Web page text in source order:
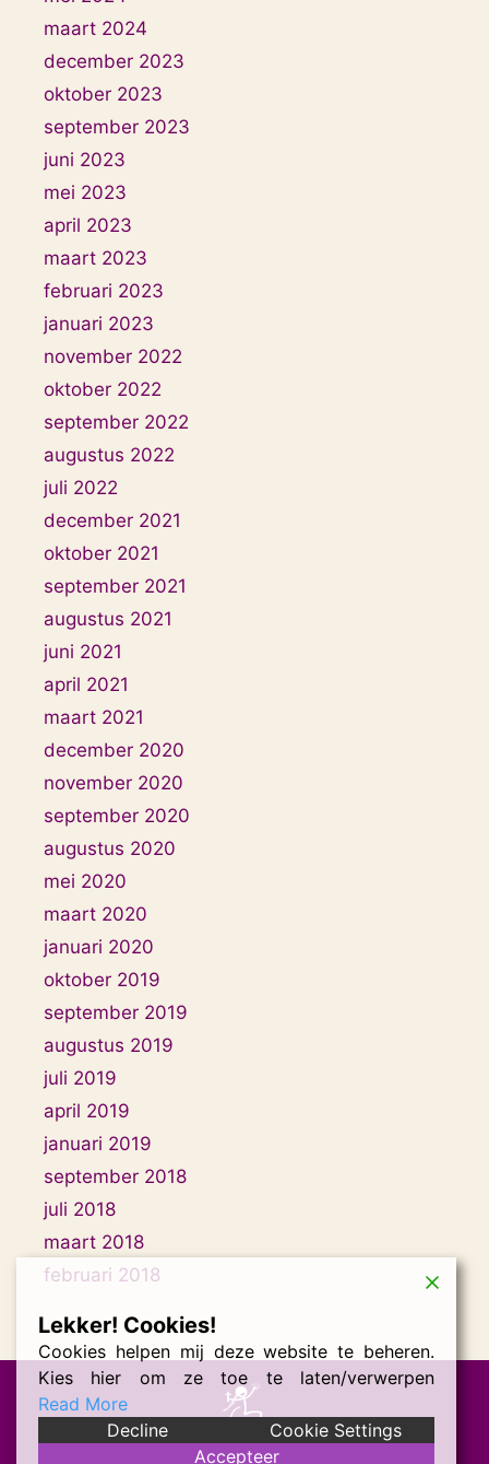
maart 2024
december 2023
oktober 2023
september 2023
juni 2023
mei 2023
april 2023
maart 2023
februari 2023
januari 2023
november 2022
oktober 2022
september 2022
augustus 2022
juli 2022
december 2021
oktober 2021
september 2021
augustus 2021
juni 2021
april 2021
maart 2021
december 2020
november 2020
september 2020
augustus 2020
mei 2020
maart 2020
januari 2020
oktober 2019
september 2019
augustus 2019
juli 2019
april 2019
januari 2019
september 2018
juli 2018
maart 2018
februari 2018
Lekker! Cookies!
Cookies helpen mij deze website te beheren.
Kies hier om ze toe te laten/verwerpen
Read More
Decline
Cookie Settings
Accepteer